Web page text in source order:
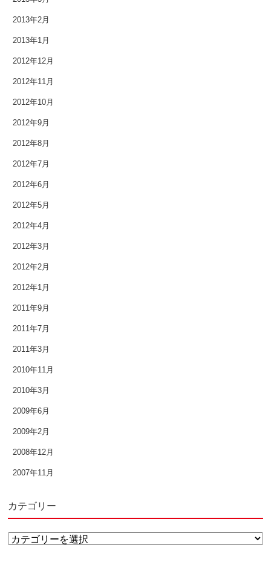
2013年2月
2013年1月
2012年12月
2012年11月
2012年10月
2012年9月
2012年8月
2012年7月
2012年6月
2012年5月
2012年4月
2012年3月
2012年2月
2012年1月
2011年9月
2011年7月
2011年3月
2010年11月
2010年3月
2009年6月
2009年2月
2008年12月
2007年11月
カテゴリー
カ